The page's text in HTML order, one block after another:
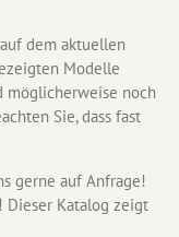
dem aktuellen
Modelle
möglicherweise noch
Sie, dass fast
gerne auf Anfrage!
Dieser Katalog zeigt